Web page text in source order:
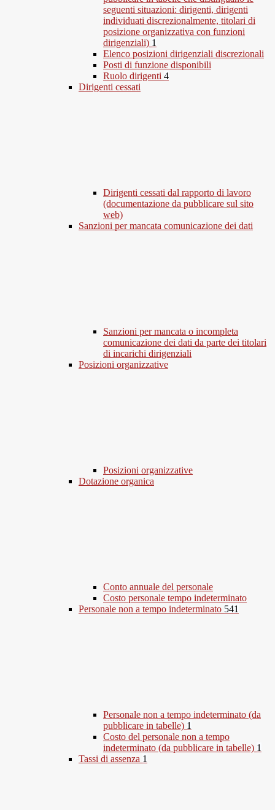
seguenti situazioni: dirigenti, dirigenti
individuati discrezionalmente, titolari di
posizione organizzativa con funzioni
dirigenziali) 1
Elenco posizioni dirigenziali discrezionali
Posti di funzione disponibili
Ruolo dirigenti 4
Dirigenti cessati
Dirigenti cessati dal rapporto di lavoro
(documentazione da pubblicare sul sito
web)
Sanzioni per mancata comunicazione dei dati
Sanzioni per mancata o incompleta
comunicazione dei dati da parte dei titolari
di incarichi dirigenziali
Posizioni organizzative
Posizioni organizzative
Dotazione organica
Conto annuale del personale
Costo personale tempo indeterminato
Personale non a tempo indeterminato 541
Personale non a tempo indeterminato (da
pubblicare in tabelle) 1
Costo del personale non a tempo
indeterminato (da pubblicare in tabelle) 1
Tassi di assenza 1